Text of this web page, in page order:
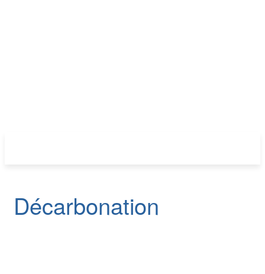
Décarbonation